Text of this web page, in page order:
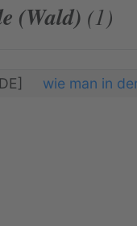
(Wald) (1)
wie man in